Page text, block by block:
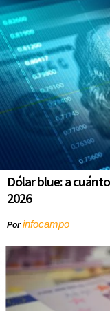
Dólar blue: a
2026
Porinfocampo